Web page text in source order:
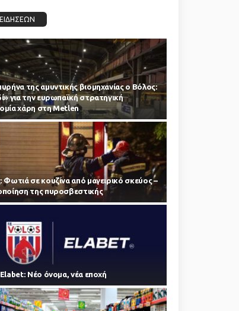
της αμυντικής βιομηχανίας ο Βόλος:
για την ευρωπαϊκή στρατηγική
χάρη στη Metlen
Φωτιά σε κουζίνα από μαγειρικό σκεύος –
της πυροσβεστικής
Νέο όνομα, νέα εποχή